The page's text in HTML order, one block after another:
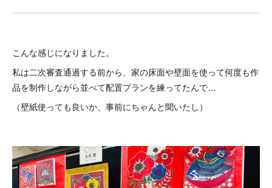
こんな感じになりました。
私は二次審査通過する前から、家の床面や壁面を使って何度も作
品を制作しながら並べて配置プランを練ってたんで…
（壁紙使っても良いか、事前にちゃんと聞いたし）